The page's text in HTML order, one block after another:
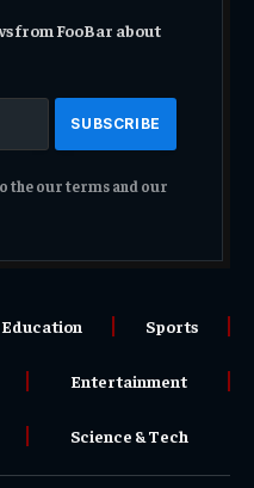
from FooBar about
the our terms and our
Education Sports
Entertainment
Science & Tech